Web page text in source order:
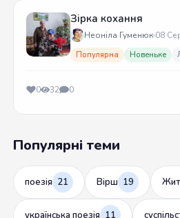
Зірка кохання
Неоніла Гуменюк 08
Популярна Новеньке
0 32 0
Популярні теми
поезія 21 Вірш 19
українська поезія 11